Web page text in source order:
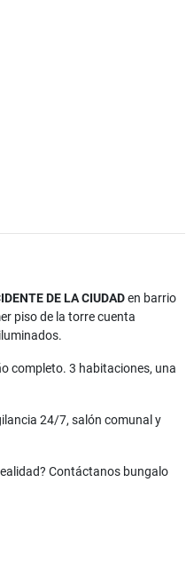
DE LA CIUDADen barrio
piso de la torre cuenta
completo. 3 habitaciones, una
24/7, salón comunal y
Contáctanos bungalo